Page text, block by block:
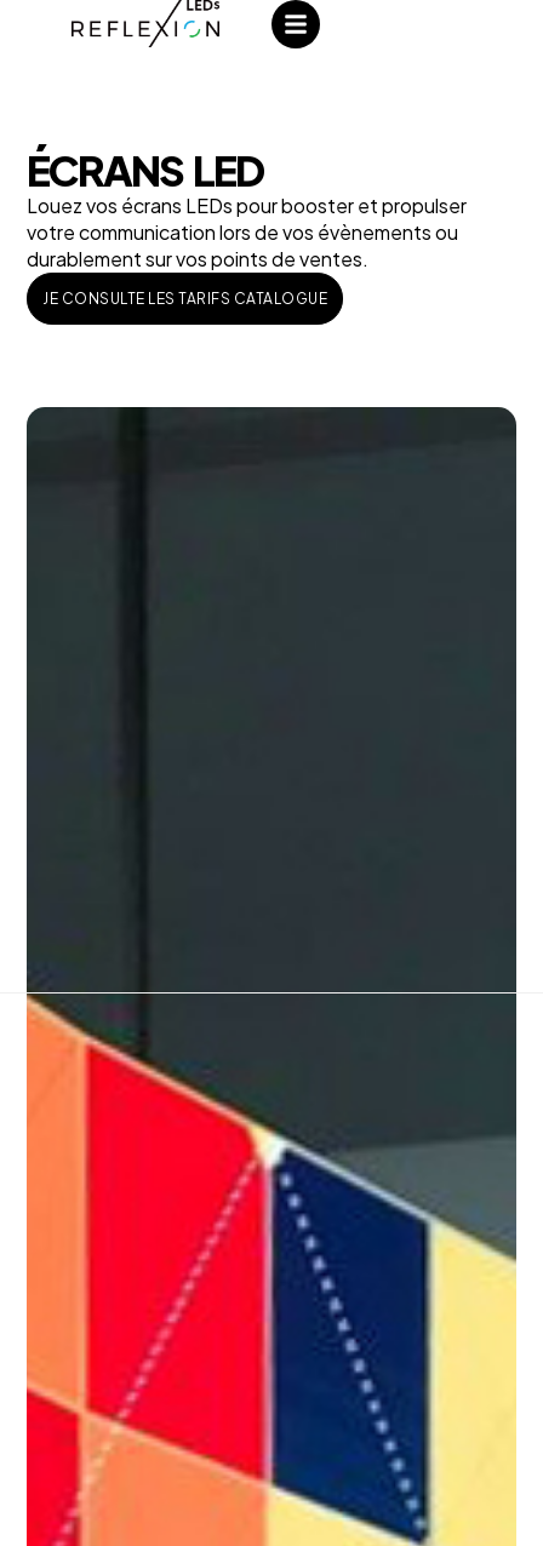
ÉCRANS LED
Louez vos écrans LEDs pour booster et propulser
votre communication lors de vos évènements ou
durablement sur vos points de ventes.
JE CONSULTE LES TARIFS CATALOGUE